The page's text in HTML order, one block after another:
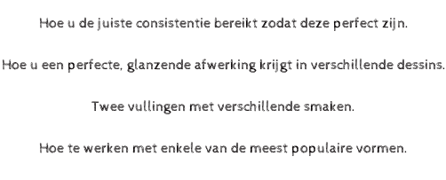
Hoe u de juiste consistentie bereikt zodat deze perfect zijn.
Hoe u een perfecte, glanzende afwerking krijgt in verschillende dessins.
Twee vullingen met verschillende smaken.
Hoe te werken met enkele van de meest populaire vormen.